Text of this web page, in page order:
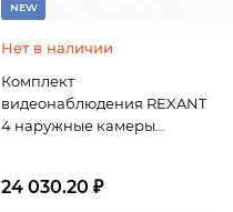
NEW
Нет в наличии
Комплект
видеонаблюдения REXANT
4 наружные камеры
24 030.20 ₽